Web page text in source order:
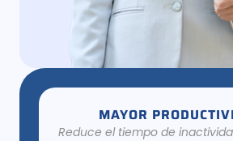
MAYOR
Reduce el tiempo de